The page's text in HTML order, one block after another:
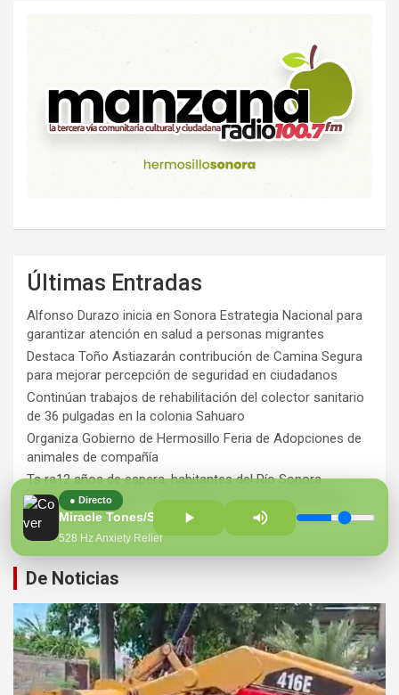
● Directo
528 Hz Anxiety Relief
Últimas Entradas
Alfonso Durazo inicia en Sonora Estrategia Nacional para
garantizar atención en salud a personas migrantes
Destaca Toño Astiazarán contribución de Camina Segura
para mejorar percepción de seguridad en ciudadanos
Continúan trabajos de rehabilitación del colector sanitario
de 36 pulgadas en la colonia Sahuaro
Organiza Gobierno de Hermosillo Feria de Adopciones de
animales de compañía
Ts ra12 años de espera, habitantes del Río Sonora
agradecen a Durazo y Sheinbaum por construcción de
Hospital Regional
De Noticias